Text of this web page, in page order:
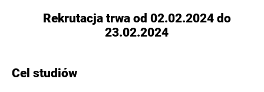
Rekrutacja trwa od 02.02.2024 do
23.02.2024
Cel studiów